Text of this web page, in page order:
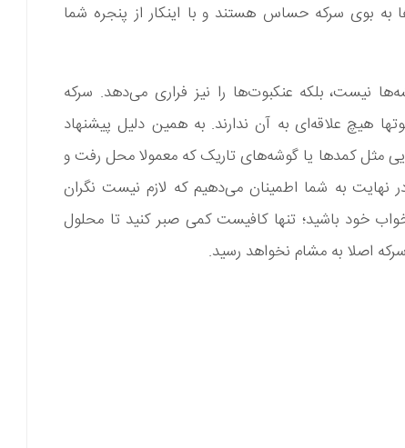
به بوی سرکه حساس هستند و با اینکار از پنجره شما
نیست، بلکه عنکبوت‌ها را نیز فراری می‌دهد. سرکه
هیچ علاقه‌ای به آن ندارند. به همین دلیل پیشنهاد
مثل کمدها یا گوشه‌های تاریک که معمولا محل رفت و
نهایت به شما اطمینان می‌دهیم که لازم نیست نگران
خود باشید؛ تنها کافیست کمی صبر کنید تا محلول
اصلا به مشام نخواهد رسید.